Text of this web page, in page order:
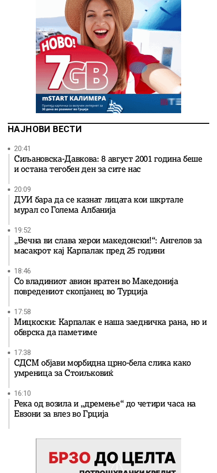
НАЈНОВИ ВЕСТИ
20:41
Сиљановска-Давкова: 8 август 2001 година беше
и остана тегобен ден за сите нас
20:09
ДУИ бара да се казнат лицата кои шкртале
мурал со Голема Албанија
19:52
„Вечна ви слава херои македонски!“: Ангелов за
масакрот кај Карпалак пред 25 години
18:46
Со владиниот авион вратен во Македонија
повредениот скопјанец во Турција
17:58
Мицкоски: Карпалак е наша заедничка рана, но и
обврска да паметиме
17:38
СДСМ објави морбидна црно-бела слика како
умреница за Стоиљковиќ
16:10
Река од возила и „дремење“ до четири часа на
Евзони за влез во Грција